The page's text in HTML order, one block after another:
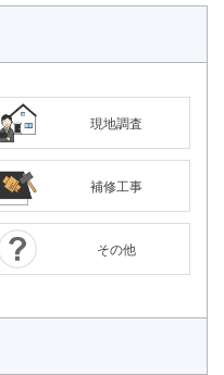
現地調査
補修工事
その他